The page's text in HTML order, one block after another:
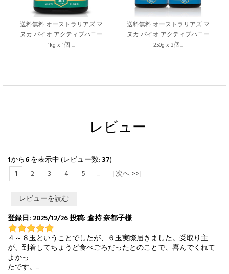
送料無料 オーストラリアズ マ
ヌカ バイオ アクティブハニー
1kg x 1個 ...
送料無料 オーストラリアズ マ
ヌカ バイオ アクティブハニー
250g x 3個...
レビュー
1から6を表示中 (レビュー数: 37)
1
2 3 4 5 ... [次へ >>]
レビューを読む
登録日: 2025/12/26 投稿: 倉持 奈都子様
４～８玉ということでしたが、６玉実際届きました。受取り主
が、到着してちょうど食べごろだったとのことで、喜んでくれて
よかっ-
たです。...